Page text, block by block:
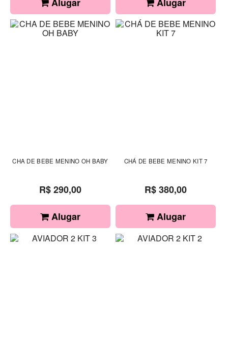
CHA DE BEBE MENINO OH BABY
R$ 290,00
Alugar
CHÁ DE BEBE MENINO KIT 7
R$ 380,00
Alugar